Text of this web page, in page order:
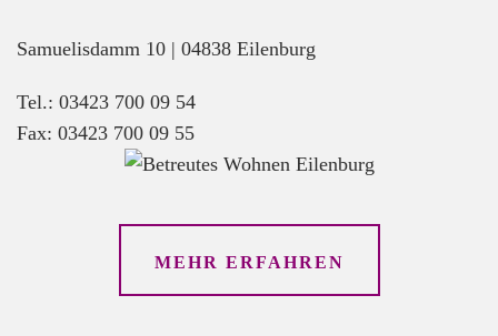
Samuelisdamm 10 | 04838 Eilenburg
Tel.: 03423 700 09 54
Fax: 03423 700 09 55
MEHR ERFAHREN